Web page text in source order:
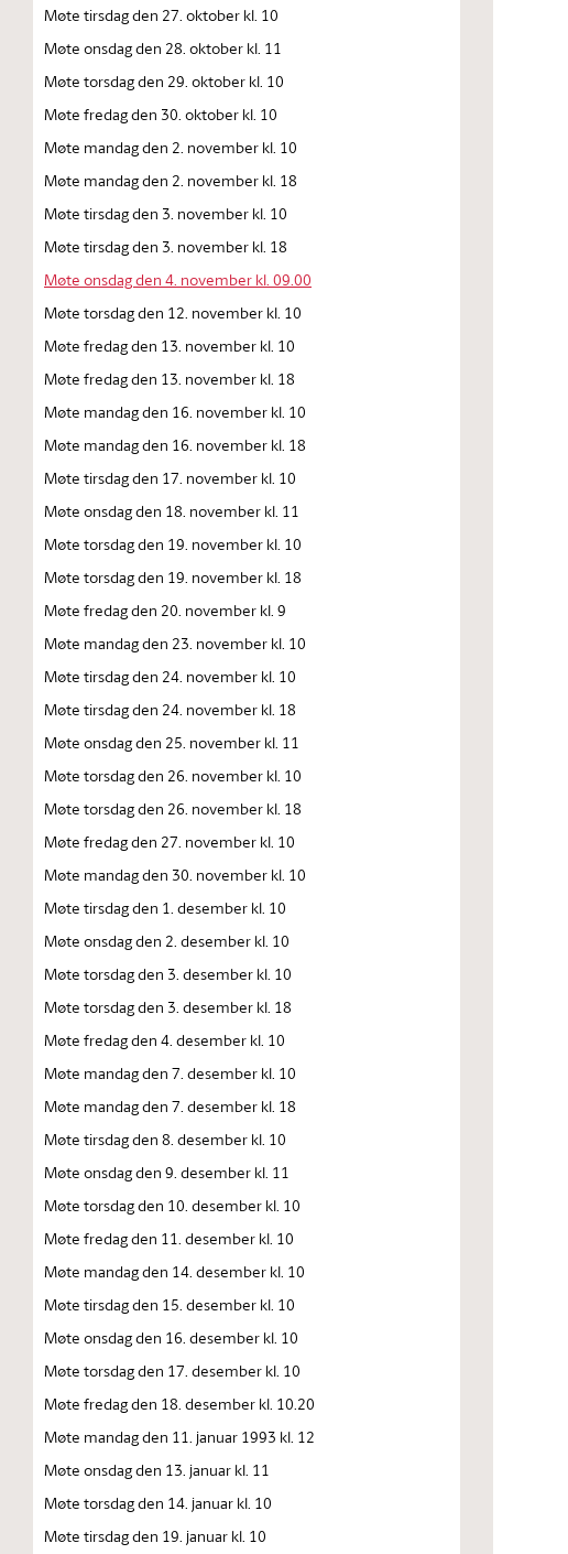
Møte tirsdag den 27. oktober kl. 10
Møte onsdag den 28. oktober kl. 11
Møte torsdag den 29. oktober kl. 10
Møte fredag den 30. oktober kl. 10
Møte mandag den 2. november kl. 10
Møte mandag den 2. november kl. 18
Møte tirsdag den 3. november kl. 10
Møte tirsdag den 3. november kl. 18
Møte onsdag den 4. november kl. 09.00
Møte torsdag den 12. november kl. 10
Møte fredag den 13. november kl. 10
Møte fredag den 13. november kl. 18
Møte mandag den 16. november kl. 10
Møte mandag den 16. november kl. 18
Møte tirsdag den 17. november kl. 10
Møte onsdag den 18. november kl. 11
Møte torsdag den 19. november kl. 10
Møte torsdag den 19. november kl. 18
Møte fredag den 20. november kl. 9
Møte mandag den 23. november kl. 10
Møte tirsdag den 24. november kl. 10
Møte tirsdag den 24. november kl. 18
Møte onsdag den 25. november kl. 11
Møte torsdag den 26. november kl. 10
Møte torsdag den 26. november kl. 18
Møte fredag den 27. november kl. 10
Møte mandag den 30. november kl. 10
Møte tirsdag den 1. desember kl. 10
Møte onsdag den 2. desember kl. 10
Møte torsdag den 3. desember kl. 10
Møte torsdag den 3. desember kl. 18
Møte fredag den 4. desember kl. 10
Møte mandag den 7. desember kl. 10
Møte mandag den 7. desember kl. 18
Møte tirsdag den 8. desember kl. 10
Møte onsdag den 9. desember kl. 11
Møte torsdag den 10. desember kl. 10
Møte fredag den 11. desember kl. 10
Møte mandag den 14. desember kl. 10
Møte tirsdag den 15. desember kl. 10
Møte onsdag den 16. desember kl. 10
Møte torsdag den 17. desember kl. 10
Møte fredag den 18. desember kl. 10.20
Møte mandag den 11. januar 1993 kl. 12
Møte onsdag den 13. januar kl. 11
Møte torsdag den 14. januar kl. 10
Møte tirsdag den 19. januar kl. 10